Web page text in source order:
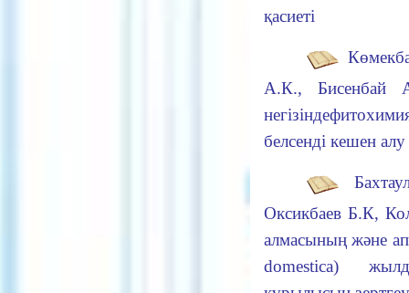
қасиеті
А.К., Бисенбай
негізінде
белсенді кешен алу
Оксикбаев Б.К,
алмасыныңжәне
domestica)